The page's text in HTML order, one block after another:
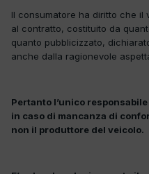
Il consumatore ha diritto che
al contratto, costituito da
quanto pubblicizzato,
anche dalla ragionevole
Pertanto l’unico
in caso di mancanza di
non il produttore del veicolo.